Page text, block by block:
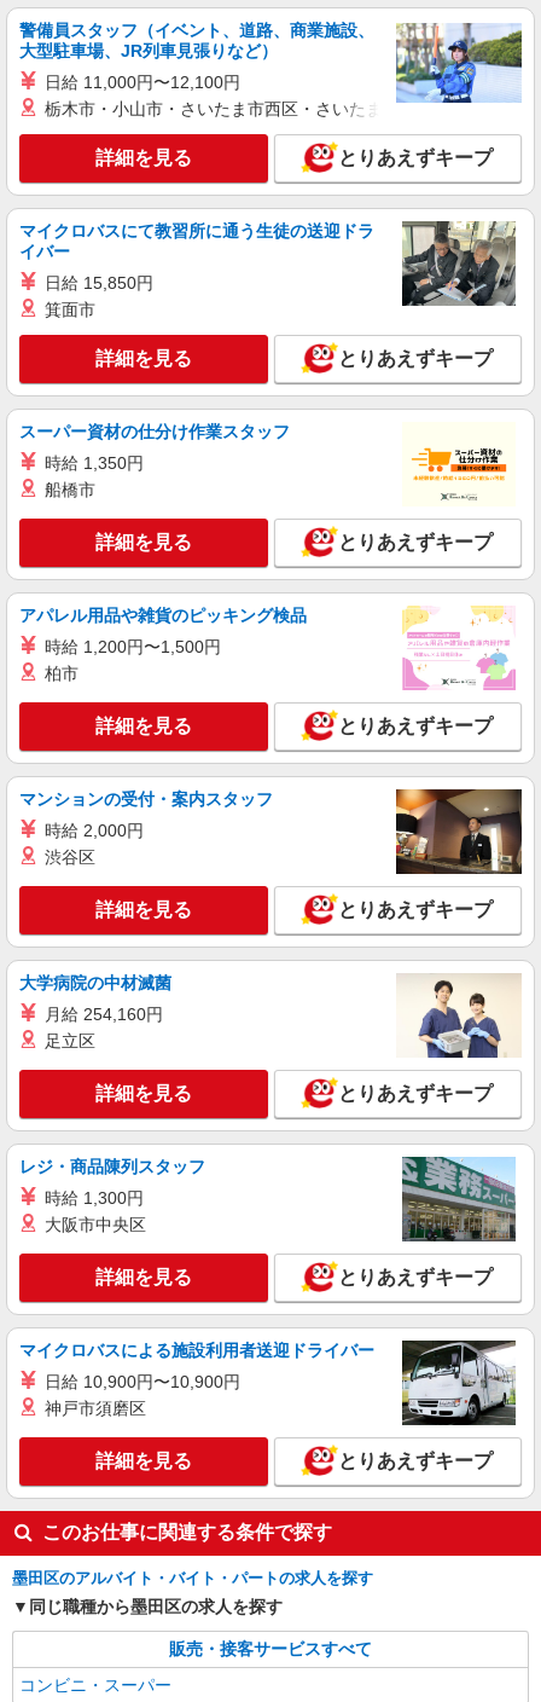
キープ 詳細を見る
パート
ライフ菊川店（店舗コード882）
NEW
デイリー・加工食品
時給1,235円以上
ライフ菊川店 東京都墨田区菊川1-18-5
詳細を見る
パート
セントラルスクエア押上駅前店（店舗コード621）
NEW
チーズハウス
時給1,235円以上 日曜祝日 時給1,335円以上
セントラルスクエア押上駅前店 東京都墨田区
押上1-10-3
ライフ錦糸町駅前店（店舗コード613）
NEW
鮮魚
時給1,300円以上
ライフ錦糸町駅前店 東京都墨田区錦糸2-2-1
キープ 詳細を見る
パート
ライフ菊川店（店舗コード882）
NEW
ライフ菊川店 東京都墨田区菊川1-18-5
キープ 詳細を見る
パート
ライフ菊川店（店舗コード882）
時給1,260円
ライフ菊川店 東京都墨田区菊川1-18-5
キープ 詳細を見る
パート
セントラルスクエア押上駅前店（店舗コード621）
NEW
青果
時給1,305円以上
セントラルスクエア押上駅前店 東京都墨田区
押上1-10-3
キープ 詳細を見る
警備員スタッフ（イベント、道路、商業施設、
大型駐車場、JR列車見張りなど）
日給 11,000円〜12,100円
栃木市・小山市・さいたま市西区・さいたま市岩槻区・久喜市・
詳細を見る とりあえずキープ
マイクロバスにて教習所に通う生徒の送迎ドラ
イバー
日給 15,850円
箕面市
詳細を見る とりあえずキープ
スーパー資材の仕分け作業スタッフ
時給 1,350円
船橋市
詳細を見る とりあえずキープ
アパレル用品や雑貨のピッキング検品
時給 1,200円〜1,500円
柏市
詳細を見る とりあえずキープ
マンションの受付・案内スタッフ
時給 2,000円
渋谷区
詳細を見る とりあえずキープ
大学病院の中材滅菌
月給 254,160円
足立区
詳細を見る とりあえずキープ
レジ・商品陳列スタッフ
時給 1,300円
大阪市中央区
詳細を見る とりあえずキープ
マイクロバスによる施設利用者送迎ドライバー
日給 10,900円〜10,900円
神戸市須磨区
詳細を見る とりあえずキープ
このお仕事に関連する条件で探す
墨田区のアルバイト・バイト・パートの求人を探す
同じ職種から墨田区の求人を探す
販売・接客サービスすべて
コンビニ・スーパー